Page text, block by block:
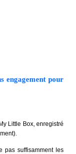
engagement pour
Little Box, enregistré
pas suffisamment les